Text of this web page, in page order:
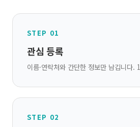
STEP 01
관심 등록
이름·연락처와 간단한 정보만 남깁니다.
STEP 02